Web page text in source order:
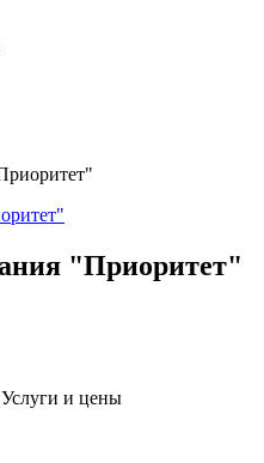
"Приоритет"
Услуги и цены